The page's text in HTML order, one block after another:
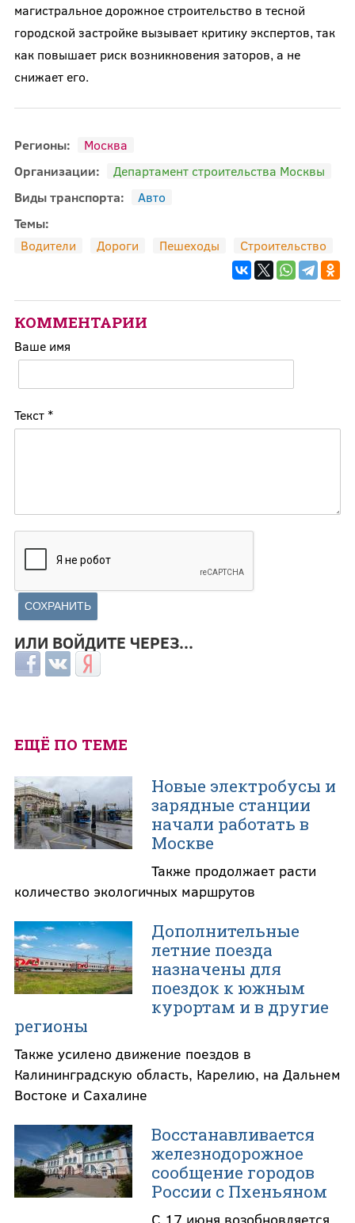
магистральное дорожное строительство в тесной
городской застройке вызывает критику экспертов, так
как повышает риск возникновения заторов, а не
снижает его.
Регионы:
Москва
Организации:
Департамент строительства Москвы
Виды транспорта:
Авто
Темы:
Водители
Дороги Пешеходы Строительство
КОММЕНТАРИИ
Ваше имя
Текст *
ИЛИ ВОЙДИТЕ ЧЕРЕЗ...
Login with Facebook
Login with ВКонтакте
Login with Яндекс
ЕЩЁ ПО ТЕМЕ
Новые электробусы и
зарядные станции
начали работать в
Москве
Также продолжает расти
количество экологичных маршрутов
Дополнительные
летние поезда
назначены для
поездок к южным
курортам и в другие
регионы
Также усилено движение поездов в
Калининградскую область, Карелию, на Дальнем
Востоке и Сахалине
Восстанавливается
железнодорожное
сообщение городов
России с Пхеньяном